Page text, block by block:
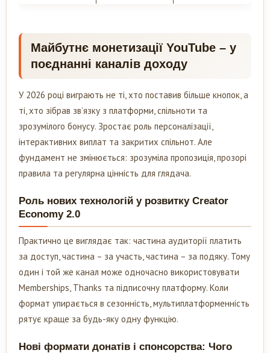
Майбутнє монетизації YouTube – у
поєднанні каналів доходу
У 2026 році виграють не ті, хто поставив більше кнопок, а
ті, хто зібрав зв’язку з платформи, спільноти та
зрозумілого бонусу. Зростає роль персоналізації,
інтерактивних виплат та закритих спільнот. Але
фундамент не змінюється: зрозуміла пропозиція, прозорі
правила та регулярна цінність для глядача.
Роль нових технологій у розвитку Creator
Economy 2.0
Практично це виглядає так: частина аудиторії платить
за доступ, частина – за участь, частина – за подяку. Тому
один і той же канал може одночасно використовувати
Memberships, Thanks та підписочну платформу. Коли
формат упирається в сезонність, мультиплатформенність
рятує краще за будь-яку одну функцію.
Нові формати донатів і спонсорства: Чого